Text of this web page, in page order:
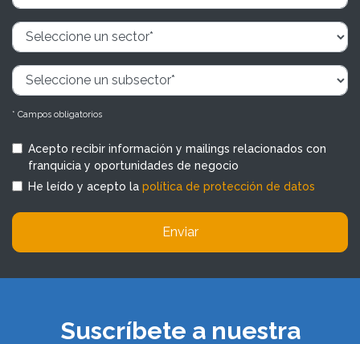
* Campos obligatorios
Acepto recibir información y mailings relacionados con
franquicia y oportunidades de negocio
He leído y acepto la política de protección de datos
Enviar
Suscríbete a nuestra